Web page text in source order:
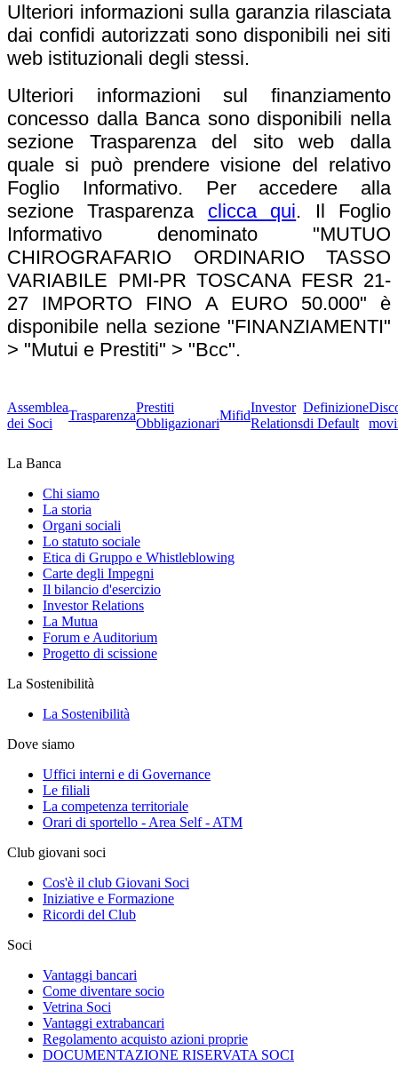
Ulteriori informazioni sulla garanzia rilasciata
dai confidi autorizzati sono disponibili nei siti
web istituzionali degli stessi.
Ulteriori informazioni sul finanziamento
concesso dalla Banca sono disponibili nella
sezione Trasparenza del sito web dalla
quale si può prendere visione del relativo
Foglio Informativo. Per accedere alla
sezione Trasparenza clicca qui. Il Foglio
Informativo denominato "MUTUO
CHIROGRAFARIO ORDINARIO TASSO
VARIABILE PMI-PR TOSCANA FESR 21-
27 IMPORTO FINO A EURO 50.000" è
disponibile nella sezione "FINANZIAMENTI"
> "Mutui e Prestiti" > "Bcc".
Assemblea
dei Soci
Trasparenza
Prestiti
Obbligazionari
Mifid
Investor
Relations
Definizione
di Default
La Banca
Chi siamo
La storia
Organi sociali
Lo statuto sociale
Etica di Gruppo e Whistleblowing
Carte degli Impegni
Il bilancio d'esercizio
Investor Relations
La Mutua
Forum e Auditorium
Progetto di scissione
La Sostenibilità
La Sostenibilità
Dove siamo
Uffici interni e di Governance
Le filiali
La competenza territoriale
Orari di sportello - Area Self - ATM
Club giovani soci
Cos'è il club Giovani Soci
Iniziative e Formazione
Ricordi del Club
Soci
Vantaggi bancari
Come diventare socio
Vetrina Soci
Vantaggi extrabancari
Regolamento acquisto azioni proprie
DOCUMENTAZIONE RISERVATA SOCI